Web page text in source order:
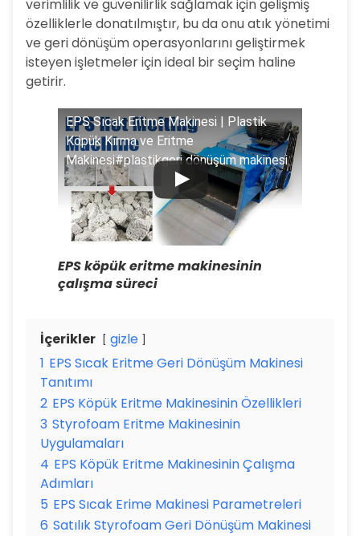
verimlilik ve güvenilirlik sağlamak için gelişmiş
özelliklerle donatılmıştır, bu da onu atık yönetimi
ve geri dönüşüm operasyonlarını geliştirmek
isteyen işletmeler için ideal bir seçim haline
getirir.
EPS Sıcak Eritme Makinesi | Plastik
Köpük Kırma ve Eritme
Makinesi#plastikgeri dönüşüm makinesi
EPS köpük eritme makinesinin
çalışma süreci
İçerikler
gizle
1 EPS Sıcak Eritme Geri Dönüşüm Makinesi
Tanıtımı
2 EPS Köpük Eritme Makinesinin Özellikleri
3 Styrofoam Eritme Makinesinin
Uygulamaları
4 EPS Köpük Eritme Makinesinin Çalışma
Adımları
5 EPS Sıcak Erime Makinesi Parametreleri
6 Satılık Styrofoam Geri Dönüşüm Makinesi